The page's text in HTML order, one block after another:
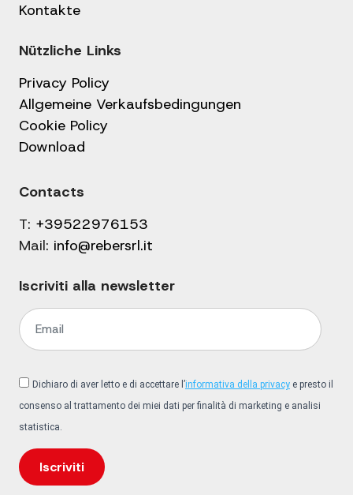
Kontakte
Nützliche Links
Privacy Policy
Allgemeine Verkaufsbedingungen
Cookie Policy
Download
Contacts
T: +39522976153
Mail: info@rebersrl.it
Iscriviti alla newsletter
Dichiaro di aver letto e di accettare l’informativa della privacy e presto il
consenso al trattamento dei miei dati per finalità di marketing e analisi
statistica.
Iscriviti